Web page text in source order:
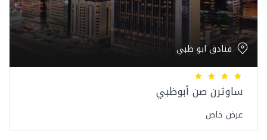
فنادق ابو ظبي
ساوثرن صن أبوظبي
عرض خاص